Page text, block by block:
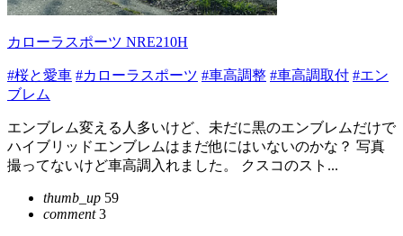
カローラスポーツ NRE210H
#桜と愛車 #カローラスポーツ #車高調整 #車高調取付 #エン
ブレム
エンブレム変える人多いけど、未だに黒のエンブレムだけで
ハイブリッドエンブレムはまだ他にはいないのかな？ 写真
撮ってないけど車高調入れました。 クスコのスト...
thumb_up 59
comment3